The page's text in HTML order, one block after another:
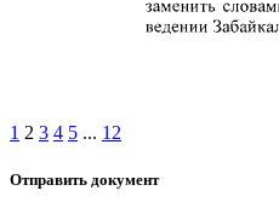
1 2 3 4 5 ... 12
Отправить документ